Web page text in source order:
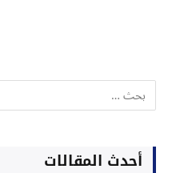
أحدث المقالات